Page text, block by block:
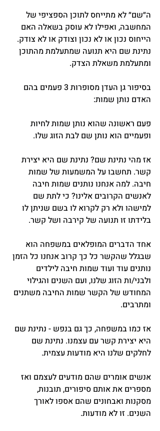
ה״שם״ לא מתייחס לתוכן הספציפי של
המחשבה, ואפילו לא עוסק בשאלה האם
הייחוס נכון או לא נכון וצודק או לא צודק.
נתינת שם היא תנועה שמתעלמת מהתוכן
ומתעלמת משאלת הצדק.
בסיפור גן העדן מסופרות 3 פעמים בהם
האדם נותן שמות:
פעם ראשונה שהוא נותן שמות לחיות
ופעמיים הוא נותן שם לבת הזוג שלו.
אז מהי נתינת שם? נתינת שם היא יצירת
קשר. תחשבו על המשמעות של שמות
חיבה. למה אנחנו נותנים שמות חיבה
לאנשים הקרובים אלינו? כי לתת שם
למישהו ולא רק לקרוא לו בשם שניתן לו
בלידתו זו תנועה של קירבה ושל קשר.
אחד הדברים המופלאים במשפחה הוא
שבגלל שהקשר כל כך קרוב אנחנו כל הזמן
נותנים עוד ועוד שמות חיבה לילדים
ולבני/ות הזוג שלנו, ועם השנים והגילוי
המחודש של הקשר שמות החיבה משתנים
ומתרבים.
אז כמו במשפחה, כך גם בנפש - נתינת שם
היא יצירת קשר עם עצמנו. נתינת שם
לחלקים שלנו היא מודעות עצמית.
אנשים אומרים שהם מודעים לעצמם ואז
מספרים את אותם סיפורים, תובנות,
מסקנות ואבחונים שהם אספו לאורך
השנים. זו לא מודעות.